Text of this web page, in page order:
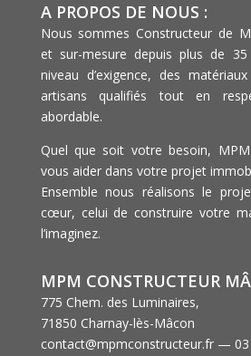
A PROPOS DE NOUS :
Nous sommes Constructeur de
et sur-mesure depuis plus de
niveau d’exigence, des
artisans qualifiés tout en
abordable.
Quel que soit votre besoin,
vous aider dans votre projet
Ensemble nous réalisons le
cœur, celui de construire votre
l’imaginez.
MPM CONSTRUCTEUR
775 Chem. des Luminaires,
71850 Charnay-lès-Mâcon
contact@mpmconstructeur.fr — 03